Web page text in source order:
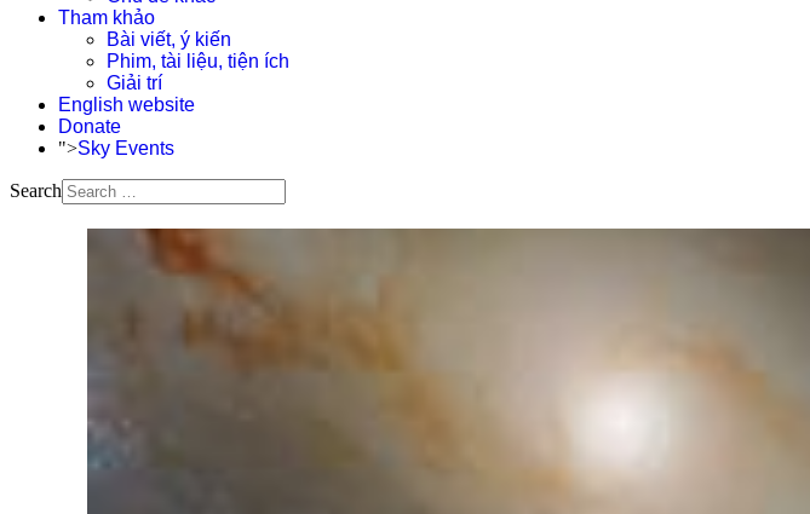
Tham khảo
Bài viết, ý kiến
Phim, tài liệu, tiện ích
Giải trí
English website
Donate
">Sky Events
Search